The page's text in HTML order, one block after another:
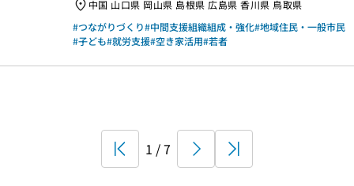
ます。今回は、2025年3月末に事業完了した2021年度通常枠【中国5県休眠
預金等活用事業2021｜ひろしまNPOセンター［21年度通常枠］】の事後評
価報告書をご紹介します。ぜひご覧ください。 事業概要等 事業概要など
は、以下のページからご覧ください。 事後評価報告 事後評価報告書は、以
基礎情報】
中国 山口県 岡山県 島根県 広島県 香川県 鳥取県
#つながりづくり#中間支援組織組成・強化#地域住民・一般市民
#子ども#就労支援#空き家活用#若者
First 1 / 7 Next Last